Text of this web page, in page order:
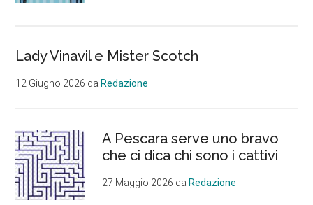
Lady Vinavil e Mister Scotch
12 Giugno 2026 daRedazione
A Pescara serve uno bravo
che ci dica chi sono i cattivi
27 Maggio 2026 daRedazione